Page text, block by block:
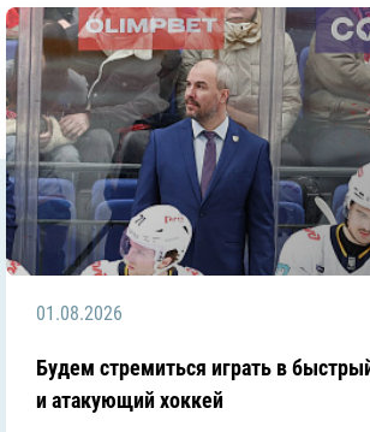
01.08.2026
Будем стремиться играть в
и атакующий хоккей